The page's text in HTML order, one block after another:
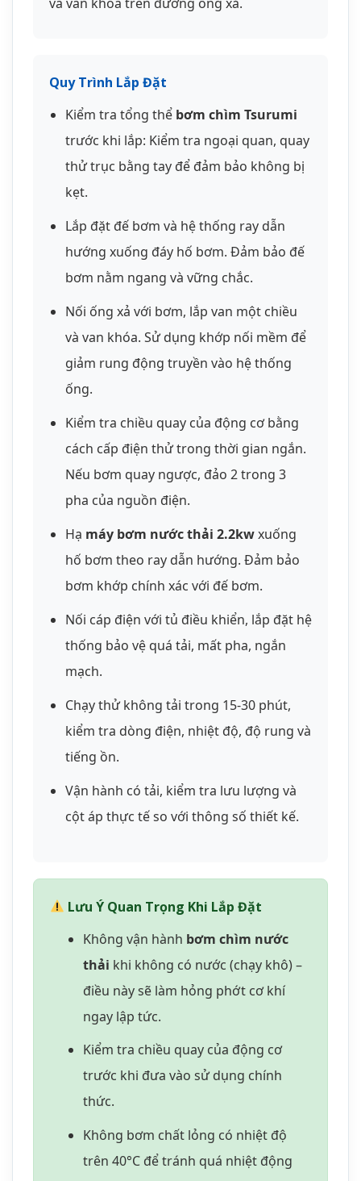
Nối ống xả với bơm, lắp van một chiều
và van khóa. Sử dụng khớp nối mềm để
giảm rung động truyền vào hệ thống
ống.
Kiểm tra chiều quay của động cơ bằng
cách cấp điện thử trong thời gian ngắn.
Nếu bơm quay ngược, đảo 2 trong 3
pha của nguồn điện.
Hạ máy bơm nước thải 2.2kwxuống
hố bơm theo ray dẫn hướng. Đảm bảo
bơm khớp chính xác với đế bơm.
Nối cáp điện với tủ điều khiển, lắp đặt hệ
thống bảo vệ quá tải, mất pha, ngắn
mạch.
Chạy thử không tải trong 15-30 phút,
kiểm tra dòng điện, nhiệt độ, độ rung và
tiếng ồn.
Vận hành có tải, kiểm tra lưu lượng và
cột áp thực tế so với thông số thiết kế.
Lưu Ý Quan Trọng Khi Lắp Đặt
Không vận hành
bơm chìm nước
khi không có nước (chạy khô) –
điều này sẽ làm hỏng phớt cơ khí
ngay lập tức.
Kiểm tra chiều quay của động cơ
thức.
Không bơm chất lỏng có nhiệt độ
trên 40°C để tránh quá nhiệt động
cơ.
Tránh bơm chất lỏng có chứa hóa
chất ăn mòn mạnh hoặc dung môi
hữu cơ.
Đảm bảo hệ thống tiếp địa an toàn,
điện trở tiếp địa nhỏ hơn 4 Ohm.
Sử dụng cáp điện đúng tiết diện
(khuyến nghị 2.5mm² cho công suất